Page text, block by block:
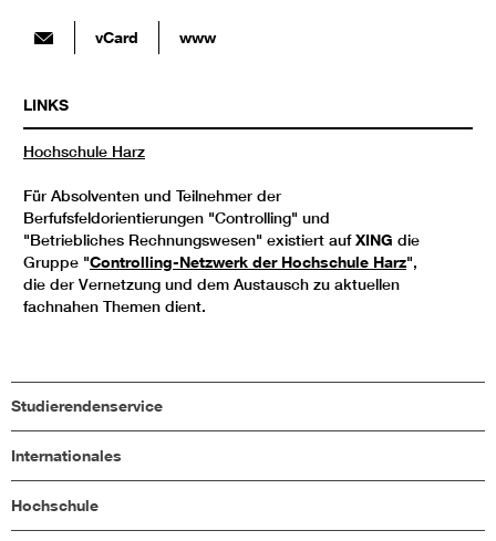
vCard www
LINKS
Hochschule Harz
Für Absolventen und Teilnehmer der
Berfufsfeldorientierungen "Controlling" und
"Betriebliches Rechnungswesen" existiert aufXING die
Gruppe "Controlling-Netzwerk der Hochschule Harz",
die der Vernetzung und dem Austausch zu aktuellen
fachnahen Themen dient.
Studierendenservice
Internationales
Hochschule